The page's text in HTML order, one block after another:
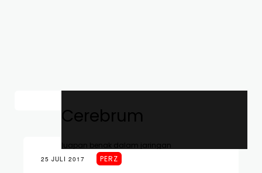
Cerebrum
luapan benak dalam jaringan
25 JULI 2017 PERZ